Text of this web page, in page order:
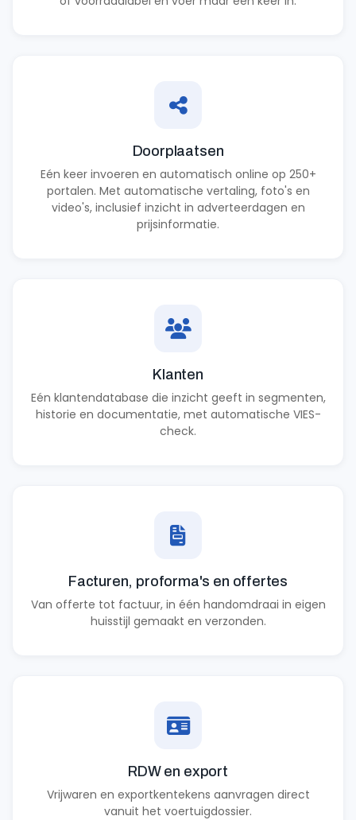
Doorplaatsen
Eén keer invoeren en automatisch online op 250+
portalen. Met automatische vertaling, foto's en
video's, inclusief inzicht in adverteerdagen en
prijsinformatie.
Klanten
Eén klantendatabase die inzicht geeft in segmenten,
historie en documentatie, met automatische VIES-
check.
Facturen, proforma's en offertes
Van offerte tot factuur, in één handomdraai in eigen
huisstijl gemaakt en verzonden.
RDW en export
Vrijwaren en exportkentekens aanvragen direct
vanuit het voertuigdossier.